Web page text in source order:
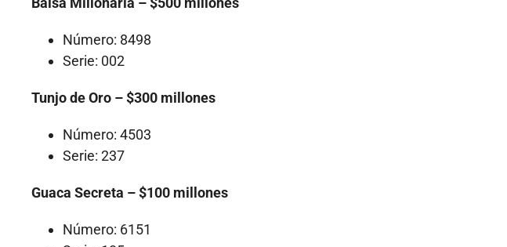
Número: 8498
Serie: 002
Tunjo de Oro – $300 millones
Número: 4503
Serie: 237
Guaca Secreta – $100 millones
Número: 6151